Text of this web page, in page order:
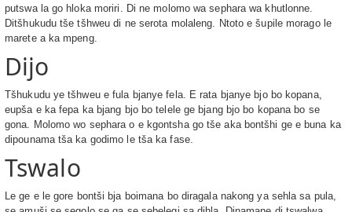
putswa la go hloka moriri. Di ne molomo wa sephara wa khutlonne.
Ditšhukudu tše tšhweu di ne serota molaleng. Ntoto e šupile morago le
marete a ka mpeng.
Dijo
Tšhukudu ye tšhweu e fula bjanye fela. E rata bjanye bjo bo kopana,
eupša e ka fepa ka bjang bjo bo telele ge bjang bjo bo kopana bo se
gona. Molomo wo sephara o e kgontsha go tše aka bontšhi ge e buna ka
dipounama tša ka godimo le tša ka fase.
Tswalo
Le ge e le gore bontši bja boimana bo diragala nakong ya sehla sa pula,